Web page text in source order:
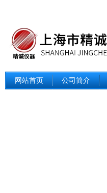
网站首页 公司简介